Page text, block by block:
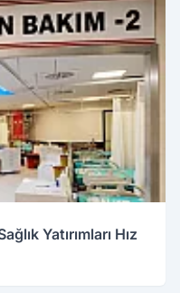
Yatırımları Hız